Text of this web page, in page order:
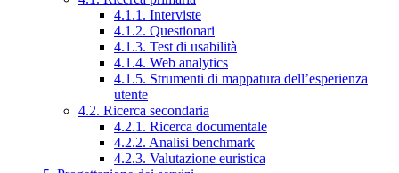
4.1.1. Interviste
4.1.2. Questionari
4.1.3. Test di usabilità
4.1.4. Web analytics
4.1.5. Strumenti di mappatura dell’esperienza
utente
4.2. Ricerca secondaria
4.2.1. Ricerca documentale
4.2.2. Analisi benchmark
4.2.3. Valutazione euristica